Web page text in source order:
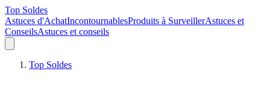
Top Soldes
Astuces d'AchatIncontournablesProduits à SurveillerAstuces et
ConseilsAstuces et conseils
Top Soldes